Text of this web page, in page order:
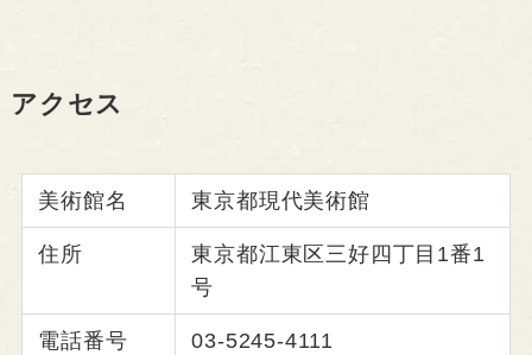
アクセス
美術館名 東京都現代美術館
住所
東京都江東区三好四丁目1番1
号
電話番号 03-5245-4111